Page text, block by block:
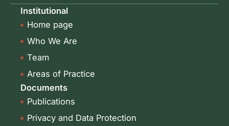
k
t
Institutional
Home page
Who We Are
Team
Areas of Practice
Documents
Publications
Privacy and Data Protection